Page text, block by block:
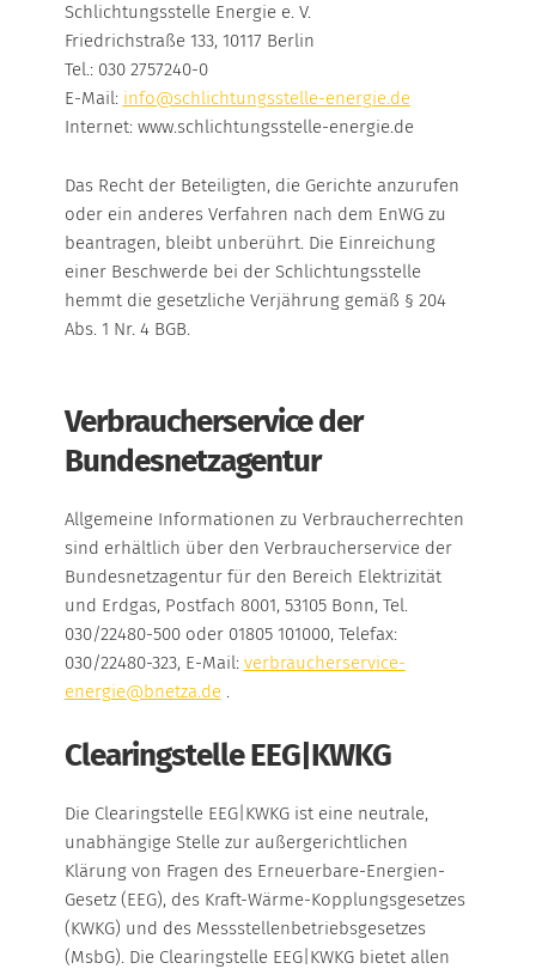
Schlichtungsstelle Energie e. V.
Friedrichstraße 133, 10117 Berlin
Tel.: 030 2757240-0
E-Mail: info@schlichtungsstelle-energie.de
Internet: www.schlichtungsstelle-energie.de
Das Recht der Beteiligten, die Gerichte anzurufen
oder ein anderes Verfahren nach dem EnWG zu
beantragen, bleibt unberührt. Die Einreichung
einer Beschwerde bei der Schlichtungsstelle
hemmt die gesetzliche Verjährung gemäß § 204
Abs. 1 Nr. 4 BGB.
Verbraucherservice der
Bundesnetzagentur
Allgemeine Informationen zu Verbraucherrechten
sind erhältlich über den Verbraucherservice der
Bundesnetzagentur für den Bereich Elektrizität
und Erdgas, Postfach 8001, 53105 Bonn, Tel.
030/22480-500 oder 01805 101000, Telefax:
030/22480-323, E-Mail: verbraucherservice-
energie@bnetza.de.
Clearingstelle EEG|KWKG
Die Clearingstelle EEG|KWKG ist eine neutrale,
unabhängige Stelle zur außergerichtlichen
Klärung von Fragen des Erneuerbare-Energien-
Gesetz (EEG), des Kraft-Wärme-Kopplungsgesetzes
(KWKG) und des Messstellenbetriebsgesetzes
(MsbG). Die Clearingstelle EEG|KWKG bietet allen